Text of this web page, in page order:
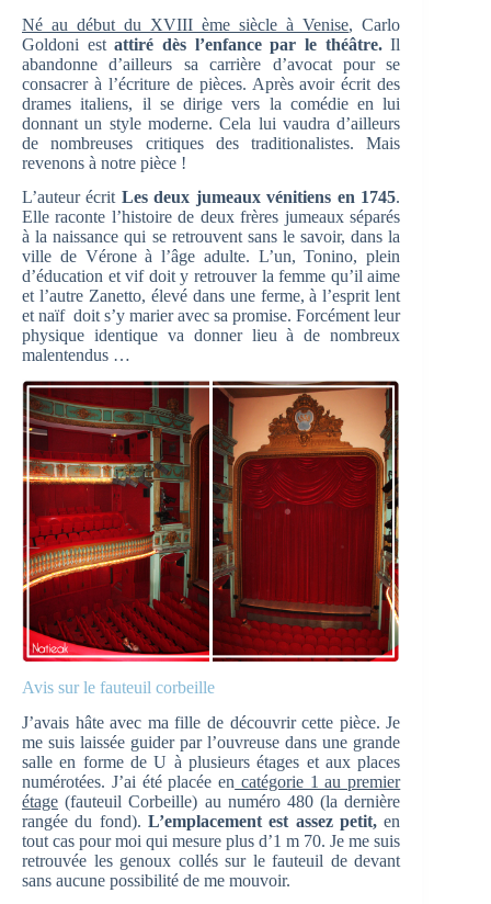
Né au début du XVIII ème siècle à Venise, Carlo
Goldoni estattiré dès l’enfance par le théâtre.Il
abandonne d’ailleurs sa carrière d’avocat pour se
consacrer à l’écriture de pièces. Après avoir écrit des
drames italiens, il se dirige vers la comédie en lui
donnant un style moderne. Cela lui vaudra d’ailleurs
de nombreuses critiques des traditionalistes. Mais
revenons à notre pièce !
L’auteur écrit Les deux jumeaux vénitiens en 1745.
Elle raconte l’histoire de deux frères jumeaux séparés
à la naissance qui se retrouvent sans le savoir, dans la
ville de Vérone à l’âge adulte. L’un, Tonino, plein
d’éducation et vif doit y retrouver la femme qu’il aime
et l’autre Zanetto, élevé dans une ferme, à l’esprit lent
et naïf doit s’y marier avec sa promise. Forcément leur
physique identique va donner lieu à de nombreux
malentendus …
Avis sur le fauteuil corbeille
J’avais hâte avec ma fille de découvrir cette pièce. Je
me suis laissée guider par l’ouvreuse dans une grande
salle en forme de U à plusieurs étages et aux places
numérotées. J’ai été placée en catégorie 1 au premier
étage (fauteuil Corbeille) au numéro 480 (la dernière
rangée du fond). L’emplacement est assez petit,en
tout cas pour moi qui mesure plus d’1 m 70. Je me suis
retrouvée les genoux collés sur le fauteuil de devant
sans aucune possibilité de me mouvoir.